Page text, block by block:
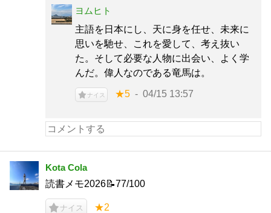
ヨムヒト
主語を日本にし、天に身を任せ、未来に
思いを馳せ、これを愛して、考え抜い
た。そして必要な人物に出会い、よく学
んだ。偉人なのである竜馬は。
ナイス ★5 04/15 13:57
Kota Cola
読書メモ2026📝77/100
ナイス ★2